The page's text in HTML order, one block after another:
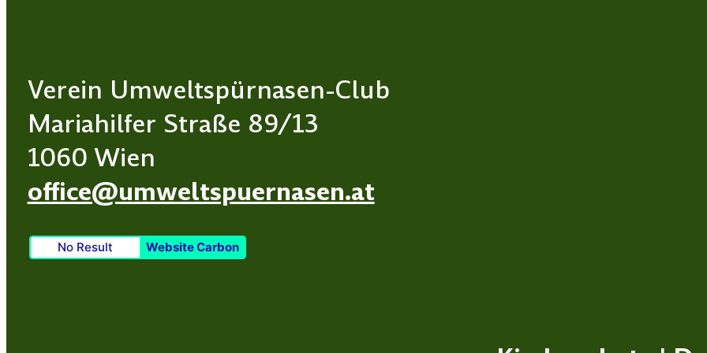
Verein Umweltspürnasen-Club
Mariahilfer Straße 89/13
1060 Wien
office@umweltspuernasen.at
No Result Website Carbon